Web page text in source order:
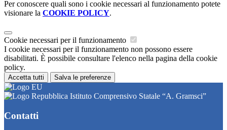
Per conoscere quali sono i cookie necessari al funzionamento potete
visionare la COOKIE POLICY.
Cookie necessari per il funzionamento
I cookie necessari per il funzionamento non possono essere
disabilitati. È possibile consultare l'elenco nella pagina della cookie
policy.
Accetta tutti Salva le preferenze
Istituto Comprensivo Statale “A. Gramsci”
Contatti